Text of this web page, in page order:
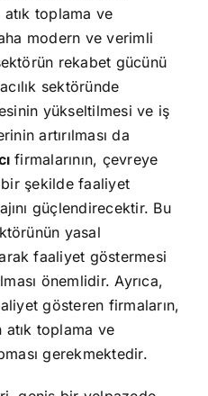
toplama ve
modern ve verimli
rekabet gücünü
sektöründe
yükseltilmesi ve iş
artırılması da
firmalarının, çevreye
şekilde faaliyet
güçlendirecektir. Bu
yasal
faaliyet göstermesi
önemlidir. Ayrıca,
gösteren firmaların,
toplama ve
gerekmektedir.